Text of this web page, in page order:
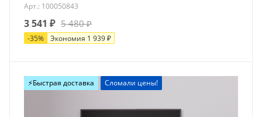
Арт.: 100050843
3 541 ₽ 5 480₽
-35% Экономия 1 939₽
Новинка
⚡️Быстрая доставка Сломали цены!